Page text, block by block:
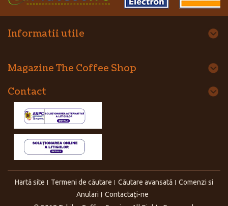
Informatii utile
Magazine The Coffee Shop
Contact
Hartă site Termeni de căutare Căutare avansată
Comenzi si
Anulari
Contactaţi-ne